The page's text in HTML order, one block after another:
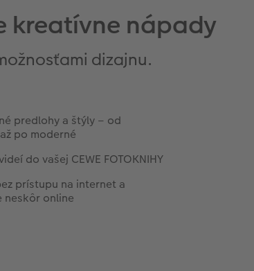
kreatívne nápady
dizajnu.
predlohy a štýly – od
po moderné
do vašej CEWE FOTOKNIHY
prístupu na internet a
neskôr online